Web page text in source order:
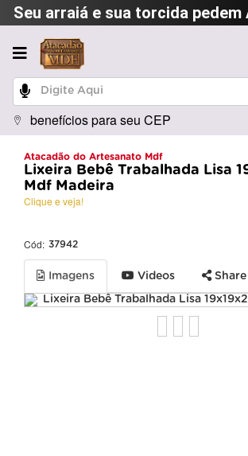
Seu arraiá e sua torcida pedem
benefícios para seu CEP
Atacadão do Artesanato Mdf
Lixeira Bebê Trabalhada Lisa
Mdf Madeira
Clique e veja!
Cód: 37942
Imagens Videos Share